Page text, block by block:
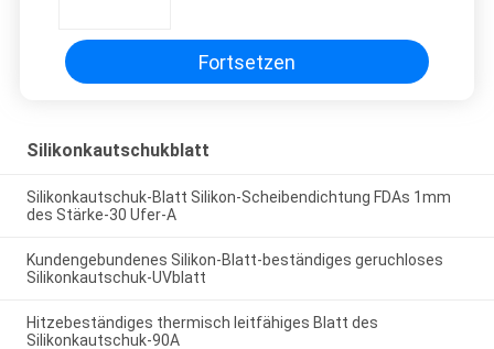
Fortsetzen
Silikonkautschukblatt
Silikonkautschuk-Blatt Silikon-Scheibendichtung FDAs 1mm
des Stärke-30 Ufer-A
Kundengebundenes Silikon-Blatt-beständiges geruchloses
Silikonkautschuk-UVblatt
Hitzebeständiges thermisch leitfähiges Blatt des
Silikonkautschuk-90A